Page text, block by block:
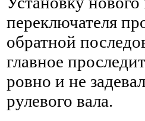
переключателя
обратной
главное
ровно и не
рулевого вала.